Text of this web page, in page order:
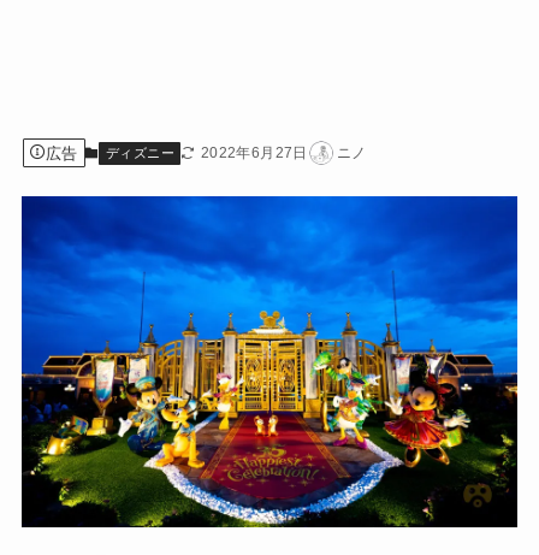
広告 ディズニー 2022年6月27日 ニノ